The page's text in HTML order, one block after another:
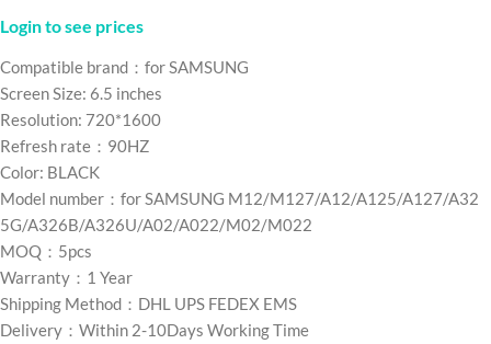
Login to see prices
Compatible brand：for SAMSUNG
Screen Size: 6.5 inches
Resolution: 720*1600
Refresh rate：90HZ
Color: BLACK
Model number：for SAMSUNG M12/M127/A12/A125/A127/A32
5G/A326B/A326U/A02/A022/M02/M022
MOQ：5pcs
Warranty：1 Year
Shipping Method：DHL UPS FEDEX EMS
Delivery：Within 2-10Days Working Time